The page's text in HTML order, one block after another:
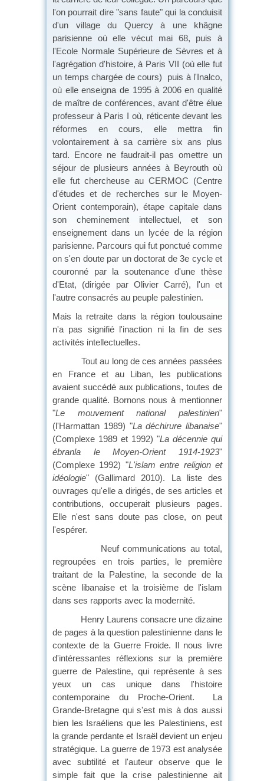
l'on pourrait dire "sans faute" qui la conduisit
d'un village du Quercy à une khâgne
parisienne où elle vécut mai 68, puis à
l'Ecole Normale Supérieure de Sèvres et à
l'agrégation d'histoire, à Paris VII (où elle fut
un temps chargée de cours)
puis à l'Inalco,
où elle enseigna de 1995 à 2006 en qualité
de maître de conférences, avant d'être élue
professeur à Paris I où, réticente devant les
réformes en cours, elle mettra fin
volontairement à sa carrière six ans plus
tard. Encore ne faudrait-il pas omettre un
séjour de plusieurs années à Beyrouth où
elle fut chercheuse au CERMOC (Centre
d'études et de recherches sur le Moyen-
Orient contemporain), étape capitale dans
son cheminement intellectuel, et son
enseignement dans un lycée de la région
parisienne. Parcours qui fut ponctué comme
on s'en doute par un doctorat de 3e cycle et
couronné par la soutenance d'une thèse
d'Etat, (dirigée par Olivier Carré), l'un et
l'autre consacrés au peuple palestinien.
Mais la retraite dans la région toulousaine
n'a pas signifié l'inaction ni la fin de ses
activités intellectuelles.
Tout au long de ces années passées
en France et au Liban, les publications
avaient succédé aux publications, toutes de
grande qualité. Bornons nous à mentionner
"Le mouvement national palestinien"
(l'Harmattan 1989) "La déchirure libanaise"
(Complexe 1989 et 1992) "La décennie qui
ébranla le Moyen-Orient
1914-1923"
(Complexe 1992) "L'islam entre religion et
idéologie" (Gallimard 2010). La liste des
ouvrages qu'elle a dirigés, de ses articles et
contributions, occuperait plusieurs pages.
Elle n'est sans doute pas close, on peut
l'espérer.
Neuf communications au total,
regroupées en trois parties, le première
traitant de la Palestine, la seconde de la
scène libanaise et la troisième de l'islam
dans ses rapports avec la modernité.
Henry Laurens consacre une dizaine
de pages à la question palestinienne dans le
contexte de la Guerre Froide. Il nous livre
d'intéressantes réflexions sur la première
guerre de Palestine, qui représente à ses
yeux un cas unique dans l'histoire
contemporaine du Proche-Orient.
La
Grande-Bretagne qui s'est mis à dos aussi
bien les Israéliens que les Palestiniens, est
la grande perdante et Israël devient un enjeu
stratégique. La guerre de 1973 est analysée
avec subtilité et l'auteur observe que le
simple fait que la crise palestinienne ait